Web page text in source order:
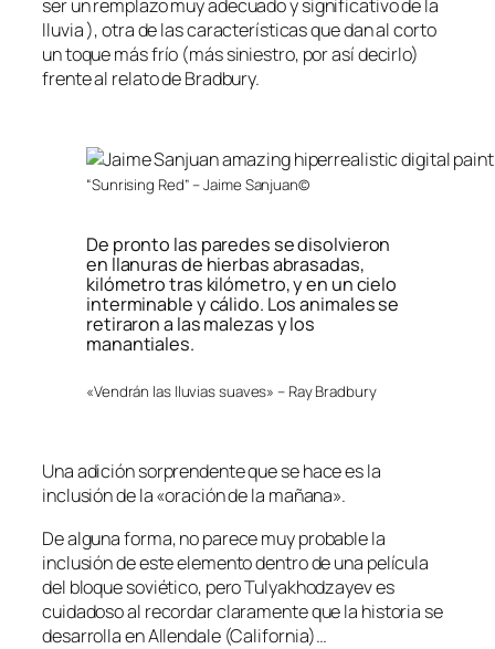
ser un remplazo muy adecuado y significativo de la
lluvia ), otra de las características que dan al corto
un toque más frío (más siniestro, por así decirlo)
frente al relato de Bradbury.
“Sunrising Red” – Jaime Sanjuan©
De pronto las paredes se disolvieron
en llanuras de hierbas abrasadas,
kilómetro tras kilómetro, y en un cielo
interminable y cálido. Los animales se
retiraron a las malezas y los
manantiales.
«Vendrán las lluvias suaves» – Ray Bradbury
Una adición sorprendente que se hace es la
inclusión de la «oración de la mañana».
De alguna forma, no parece muy probable la
inclusión de este elemento dentro de una película
del bloque soviético, pero Tulyakhodzayev es
cuidadoso al recordar claramente que la historia se
desarrolla en Allendale (California)…